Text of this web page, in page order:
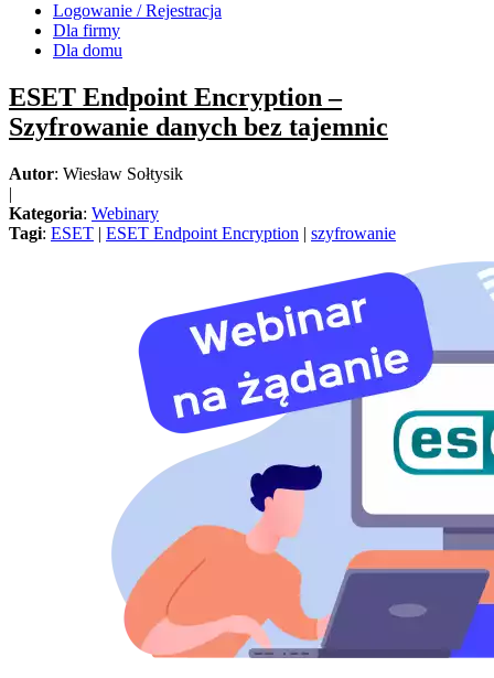
Logowanie / Rejestracja
Dla firmy
Dla domu
ESET Endpoint Encryption –
Szyfrowanie danych bez tajemnic
Autor: Wiesław Sołtysik
|
Kategoria: Webinary
Tagi: ESET | ESET Endpoint Encryption | szyfrowanie